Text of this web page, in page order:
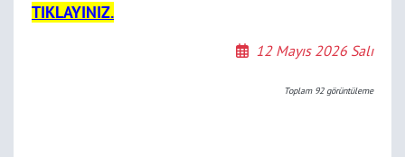
TIKLAYINIZ.
12 Mayıs 2026 Salı
Toplam 92görüntüleme